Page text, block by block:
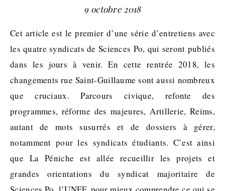
9 octobre 2018
Cet article est le premier d’une série d’entretiens avec
les quatre syndicats de Sciences Po, qui seront publiés
dans les jours à venir. En cette rentrée 2018, les
changements rue Saint-Guillaume sont aussi nombreux
que cruciaux. Parcours civique, refonte des
programmes, réforme des majeures, Artillerie, Reims,
autant de mots susurrés et de dossiers à gérer,
notamment pour les syndicats étudiants. C’est ainsi
que La Péniche est allée recueillir les projets et
grandes orientations du syndicat majoritaire de